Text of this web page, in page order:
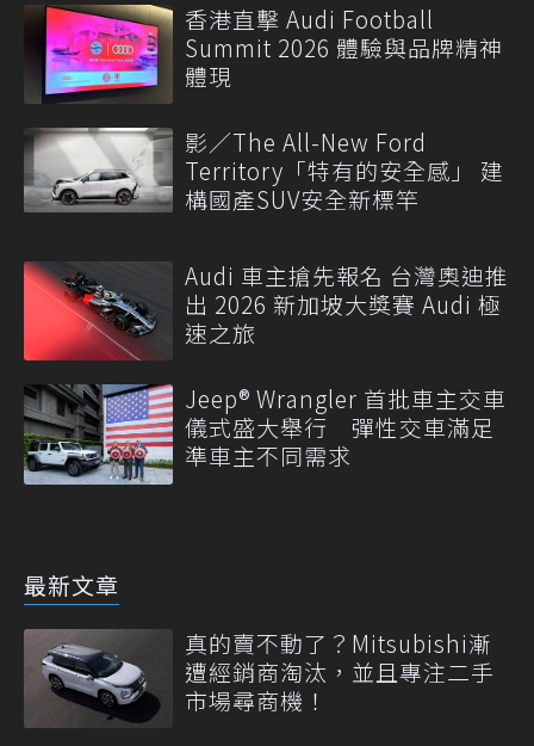
香港直擊 Audi Football
Summit 2026 體驗與品牌精神
體現
影／The All-New Ford
Territory「特有的安全感」 建
構國產SUV安全新標竿
Audi 車主搶先報名 台灣奧迪推
出 2026 新加坡大獎賽 Audi 極
速之旅
Jeep® Wrangler 首批車主交車
儀式盛大舉行 彈性交車滿足
準車主不同需求
最新文章
真的賣不動了？Mitsubishi漸
遭經銷商淘汰，並且專注二手
市場尋商機！